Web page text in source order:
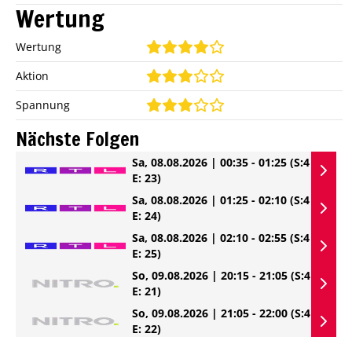
Wertung
Wertung
Aktion
Spannung
Nächste Folgen
Sa, 08.08.2026 | 00:35 - 01:25 (S:4
E: 23)
Sa, 08.08.2026 | 01:25 - 02:10 (S:4
E: 24)
Sa, 08.08.2026 | 02:10 - 02:55 (S:4
E: 25)
So, 09.08.2026 | 20:15 - 21:05 (S:4
E: 21)
So, 09.08.2026 | 21:05 - 22:00 (S:4
E: 22)